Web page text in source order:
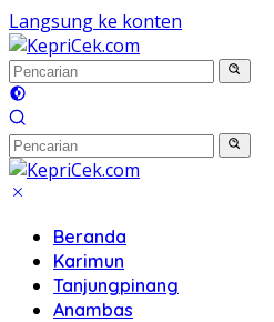
Langsung ke konten
Beranda
Karimun
Tanjungpinang
Anambas